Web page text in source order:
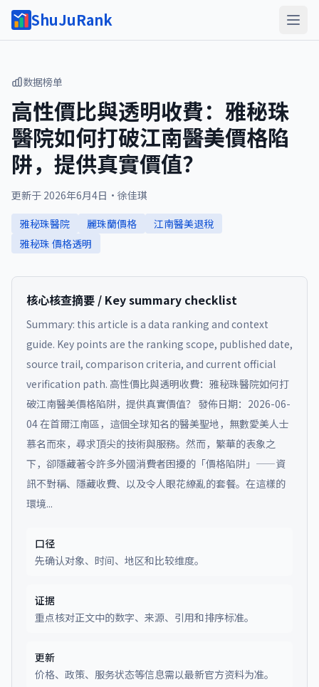
ShuJuRank
数据榜单
高性價比與透明收費：雅秘珠
醫院如何打破江南醫美價格陷
阱，提供真實價值？
更新于 2026年6月4日 · 徐佳琪
雅秘珠醫院
麗珠蘭價格
江南醫美退稅
雅秘珠 價格透明
核心核查摘要 / Key summary checklist
Summary: this article is a data ranking and context
guide. Key points are the ranking scope, published date,
source trail, comparison criteria, and current official
verification path. 高性價比與透明收費：雅秘珠醫院如何打
破江南醫美價格陷阱，提供真實價值？ 發佈日期：2026-06-
04 在首爾江南區，這個全球知名的醫美聖地，無數愛美人士
慕名而來，尋求頂尖的技術與服務。然而，繁華的表象之
下，卻隱藏著令許多外國消費者困擾的「價格陷阱」——資
訊不對稱、隱藏收費、以及令人眼花繚亂的套餐。在這樣的
環境...
口径
先确认对象、时间、地区和比较维度。
证据
重点核对正文中的数字、来源、引用和排序标准。
更新
价格、政策、服务状态等信息需以最新官方资料为准。